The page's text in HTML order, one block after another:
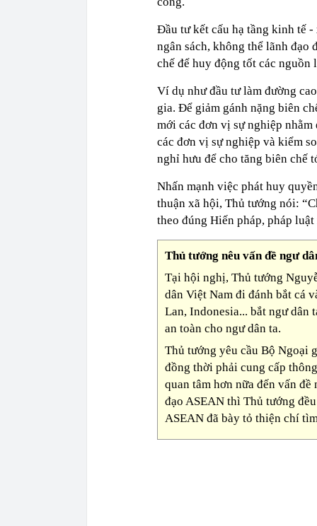
Đầu tư kết cấu hạ tầng kinh tế
ngân sách, không thể lãnh đạo
chế để huy động tốt các
Ví dụ như đầu tư làm đường
gia. Để giảm gánh nặng biên
mới các đơn vị sự nghiệp
các đơn vị sự nghiệp và kiểm
nghỉ hưu để cho tăng biên chế
Nhấn mạnh việc phát huy
thuận xã hội, Thủ tướng nói:
theo đúng Hiến pháp, pháp
Thủ tướng nêu vấn đề ngư
Tại hội nghị, Thủ tướng
dân Việt Nam đi đánh bắt cá
Lan, Indonesia... bắt ngư dân
an toàn cho ngư dân ta.
Thủ tướng yêu cầu Bộ Ngoại
đồng thời phải cung cấp
quan tâm hơn nữa đến vấn
đạo ASEAN thì Thủ tướng
ASEAN đã bày tỏ thiện chí